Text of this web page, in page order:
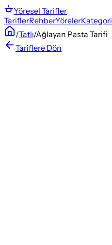
Yöresel Tarifler
TariflerRehberYöreler
/Tatlı/Ağlayan Pasta Tarifi
Tariflere Dön